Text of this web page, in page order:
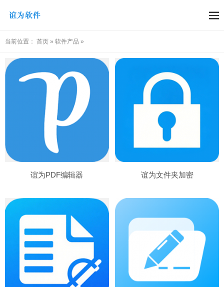
当前位置： 首页 » 软件产品 »
谊为PDF编辑器 谊为文件夹加密